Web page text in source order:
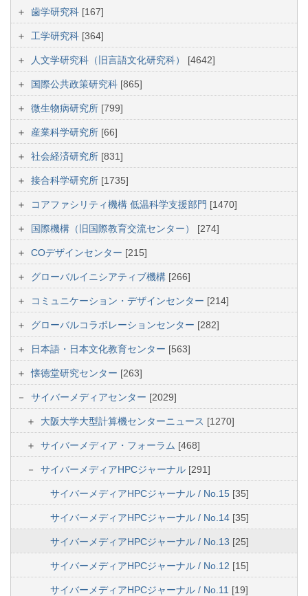
歯学研究科 [167]
工学研究科 [364]
人文学研究科（旧言語文化研究科） [4642]
国際公共政策研究科 [865]
微生物病研究所 [799]
産業科学研究所 [66]
社会経済研究所 [831]
接合科学研究所 [1735]
コアファシリティ機構 低温科学支援部門 [1470]
国際機構（旧国際教育交流センター） [274]
COデザインセンター [215]
グローバルイニシアティブ機構 [266]
コミュニケーション・デザインセンター [214]
グローバルコラボレーションセンター [282]
日本語・日本文化教育センター [563]
懐徳堂研究センター [263]
サイバーメディアセンター [2029]
大阪大学大型計算機センターニュース [1270]
サイバーメディア・フォーラム [468]
サイバーメディアHPCジャーナル [291]
サイバーメディアHPCジャーナル / No.15 [35]
サイバーメディアHPCジャーナル / No.14 [35]
サイバーメディアHPCジャーナル / No.13 [25]
サイバーメディアHPCジャーナル / No.12 [15]
サイバーメディアHPCジャーナル / No.11 [19]